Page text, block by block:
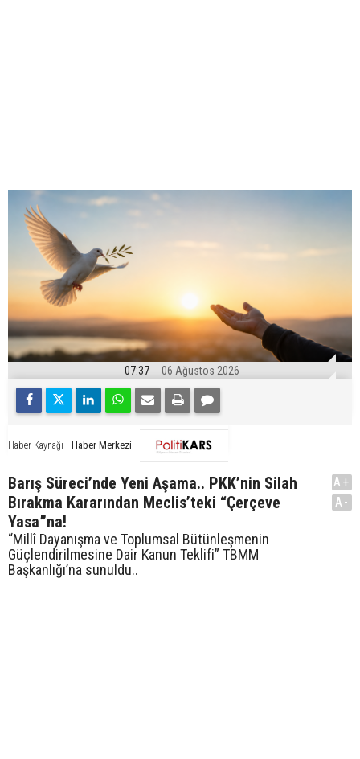
07:37 06 Ağustos 2026
Haber Kaynağı Haber Merkezi
Barış Süreci’nde Yeni Aşama.. PKK’nin Silah
Bırakma Kararından Meclis’teki “Çerçeve
Yasa”na!
“Millî Dayanışma ve Toplumsal Bütünleşmenin
Güçlendirilmesine Dair Kanun Teklifi” TBMM
Başkanlığı’na sunuldu..
A+
A-